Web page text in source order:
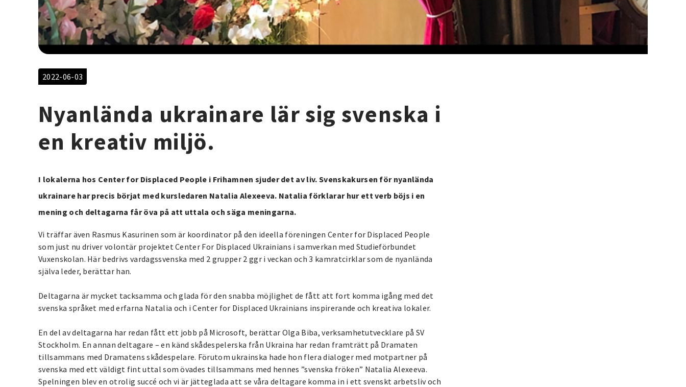
2022-06-03
Nyanlända ukrainare lär sig svenska i
en kreativ miljö.
I lokalerna hos Center for Displaced People i Frihamnen sjuder det av liv. Svenskakursen för nyanlända
ukrainare har precis börjat med kursledaren Natalia Alexeeva. Natalia förklarar hur ett verb böjs i en
mening och deltagarna får öva på att uttala och säga meningarna.
Vi träffar även Rasmus Kasurinen som är koordinator på den ideella föreningen Center for Displaced People
som just nu driver volontär projektet Center For Displaced Ukrainians i samverkan med Studieförbundet
Vuxenskolan. Här bedrivs vardagssvenska med 2 grupper 2 ggr i veckan och 3 kamratcirklar som de nyanlända
själva leder, berättar han.
Deltagarna är mycket tacksamma och glada för den snabba möjlighet de fått att fort komma igång med det
svenska språket med erfarna Natalia och i Center for Displaced Ukrainians inspirerande och kreativa lokaler.
En del av deltagarna har redan fått ett jobb på Microsoft, berättar Olga Biba, verksamhetutvecklare på SV
Stockholm. En annan deltagare – en känd skådespelerska från Ukraina har redan framträtt på Dramaten
tillsammans med Dramatens skådespelare. Förutom ukrainska hade hon flera dialoger med motpartner på
svenska med ett väldigt fint uttal som övades tillsammans med hennes ”svenska fröken” Natalia Alexeeva.
Spelningen blev en otrolig succé och vi är jätteglada att se våra deltagare komma in i ett svenskt arbetsliv och